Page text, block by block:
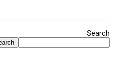
Search